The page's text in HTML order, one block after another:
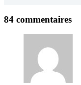
84 commentaires